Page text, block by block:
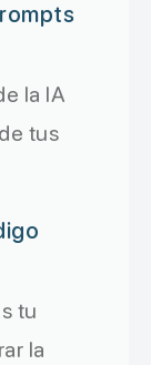
la IA
tus
tu
la